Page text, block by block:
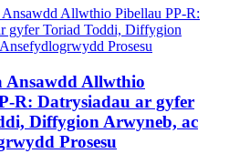
Ansawdd Allwthio
R: Datrysiadau ar gyfer
Diffygion Arwyneb, ac
Prosesu